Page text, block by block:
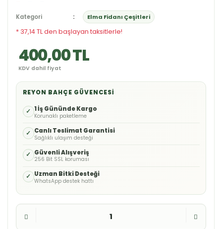
Kategori Elma Fidanı Çeşitleri
* 37,14 TL den başlayan taksitlerle!
400,00 TL
KDV dahil fiyat
REYON BAHÇE GÜVENCESI
✓ 1 İş Gününde Kargo
Korunaklı paketleme
✓ Canlı Teslimat Garantisi
Sağlıklı ulaşım desteği
✓ Güvenli Alışveriş
256 Bit SSL koruması
✓ Uzman Bitki Desteği
WhatsApp destek hattı